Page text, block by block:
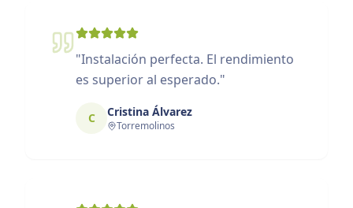
"Instalación perfecta. El rendimiento
es superior al esperado."
C Cristina Álvarez
Torremolinos